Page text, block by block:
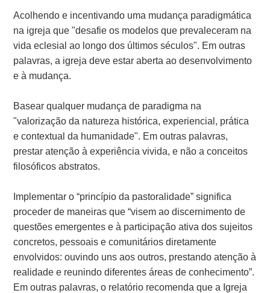
Acolhendo e incentivando uma mudança paradigmática
na igreja que "desafie os modelos que prevaleceram na
vida eclesial ao longo dos últimos séculos". Em outras
palavras, a igreja deve estar aberta ao desenvolvimento
e à mudança.
Basear qualquer mudança de paradigma na
"valorização da natureza histórica, experiencial, prática
e contextual da humanidade". Em outras palavras,
prestar atenção à experiência vivida, e não a conceitos
filosóficos abstratos.
Implementar o “princípio da pastoralidade” significa
proceder de maneiras que “visem ao discernimento de
questões emergentes e à participação ativa dos sujeitos
concretos, pessoais e comunitários diretamente
envolvidos: ouvindo uns aos outros, prestando atenção à
realidade e reunindo diferentes áreas de conhecimento”.
Em outras palavras, o relatório recomenda que a Igreja